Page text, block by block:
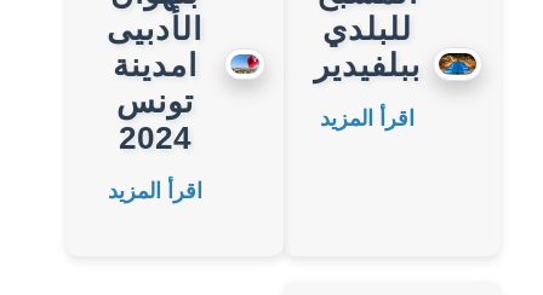
للبلدي
ببلفيدير
اقرأ المزيد
الأدبيى
امدينة
تونس
2024
اقرأ المزيد